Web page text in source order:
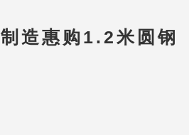
造惠购1.2米圆钢